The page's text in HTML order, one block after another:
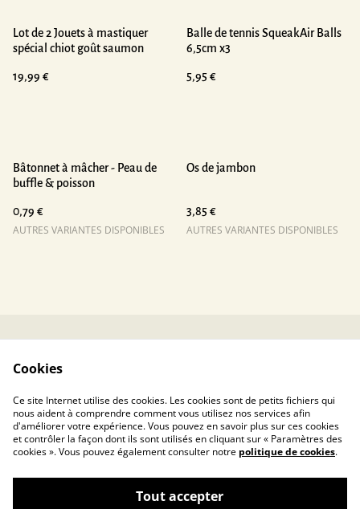
Lot de 2 Jouets à mastiquer
spécial chiot goût saumon
19,99 €
Balle de tennis SqueakAir Balls
6,5cm x3
5,95 €
Bâtonnet à mâcher - Peau de
buffle & poisson
0,79 €
AUTRES VARIANTES DISPONIBLES
Os de jambon
3,85 €
AUTRES VARIANTES DISPONIBLES
Cookies
Ce site Internet utilise des cookies. Les cookies sont de petits fichiers qui
nous aident à comprendre comment vous utilisez nos services afin
d'améliorer votre expérience. Vous pouvez en savoir plus sur ces cookies
et contrôler la façon dont ils sont utilisés en cliquant sur « Paramètres des
cookies ». Vous pouvez également consulter notre politique de cookies.
Tout accepter